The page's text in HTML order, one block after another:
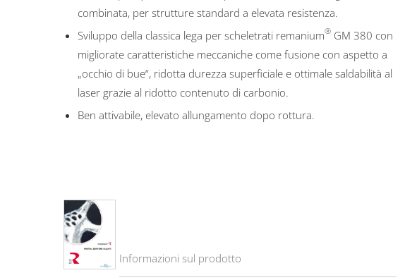
combinata, per strutture standard a elevata resistenza.
Sviluppo della classica lega per scheletrati remanium® GM 380 con
migliorate caratteristiche meccaniche come fusione con aspetto a
„occhio di bue“, ridotta durezza superficiale e ottimale saldabilità al
laser grazie al ridotto contenuto di carbonio.
Ben attivabile, elevato allungamento dopo rottura.
Informazioni sul prodotto